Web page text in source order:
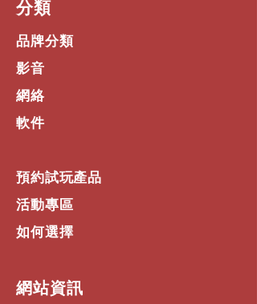
按住後退按鈕靜音/取消靜音麥克風。
按鈕。
一目了然看清您裝置的狀態
利用「通知與狀態」功能，您可以在適
當的時候知道裝置特定資訊，例如電池
狀態。知道您電池的電量即將耗盡，以
鍵盤，您可以看到哪台電腦配對到頻道
1-2-3。
多個裝置。順暢 FLOW。
利用羅技 Flow，同時使用兩或三台電
以輕鬆在電腦間傳送文字、影像和檔案
—只需在一台電腦上複製，然後在另一
​分類
品牌分類
影音
網絡
軟件
預約試玩產品
活動專區
如何選擇
​網站資訊